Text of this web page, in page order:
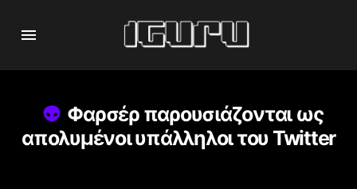
Φαρσέρ παρουσιάζονται ως
απολυμένοι υπάλληλοι του Twitter